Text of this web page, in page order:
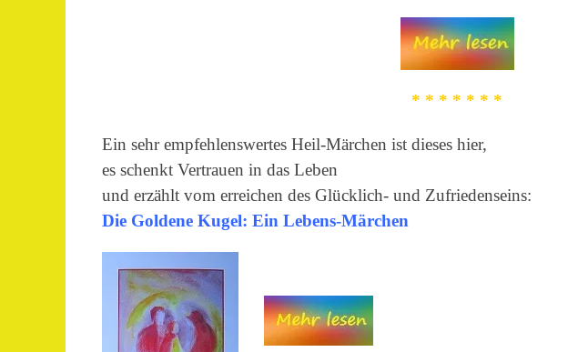
* * * * * * *
Ein sehr empfehlenswertes Heil-Märchen ist dieses hier,
es schenkt Vertrauen in das Leben
und erzählt vom erreichen des Glücklich- und Zufriedenseins:
Die Goldene Kugel: Ein Lebens-Märchen